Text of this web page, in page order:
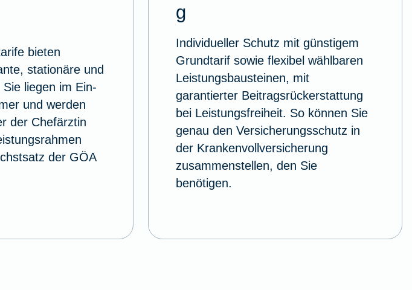
bieten
stationäre und
liegen im Ein-
und werden
der Chefärztin
der GÖA
g
Individueller Schutz mit günstigem
Grundtarif sowie flexibel wählbaren
Leistungsbausteinen, mit
garantierter Beitragsrückerstattung
bei Leistungsfreiheit. So können Sie
genau den Versicherungsschutz in
der Krankenvollversicherung
zusammenstellen, den Sie
benötigen.